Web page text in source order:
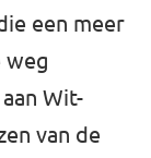
een meer
weg
Wit-
van de